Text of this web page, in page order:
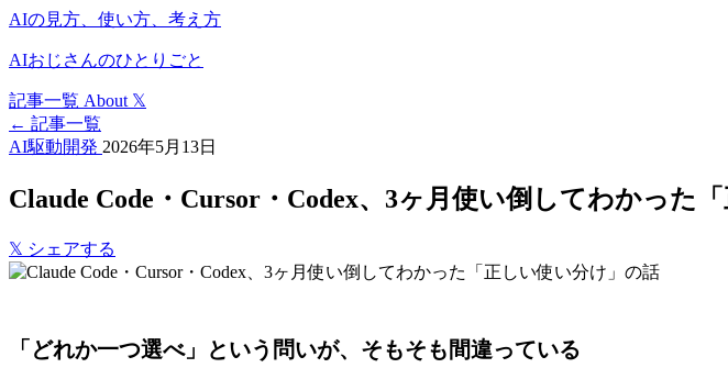
AIの見方、使い方、考え方
AIおじさんのひとりごと
記事一覧 About 𝕏
← 記事一覧
AI駆動開発 2026年5月13日
Claude Code・Cursor・Codex、3ヶ月使い倒してわかった
𝕏 シェアする
「どれか一つ選べ」という問いが、そもそも間違っている